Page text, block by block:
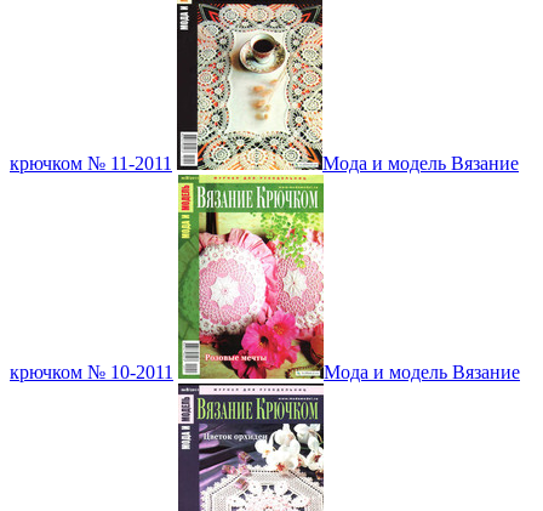
крючком № 11-2011 Мода и модель Вязание
крючком № 10-2011 Мода и модель Вязание